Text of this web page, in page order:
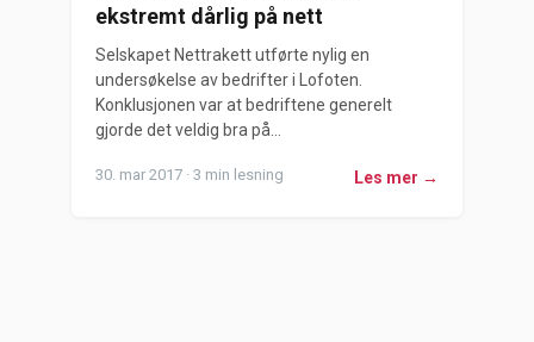
ekstremt dårlig på nett
Selskapet Nettrakett utførte nylig en
undersøkelse av bedrifter i Lofoten.
Konklusjonen var at bedriftene generelt
gjorde det veldig bra på...
30. mar 2017 · 3 min lesning Les mer →